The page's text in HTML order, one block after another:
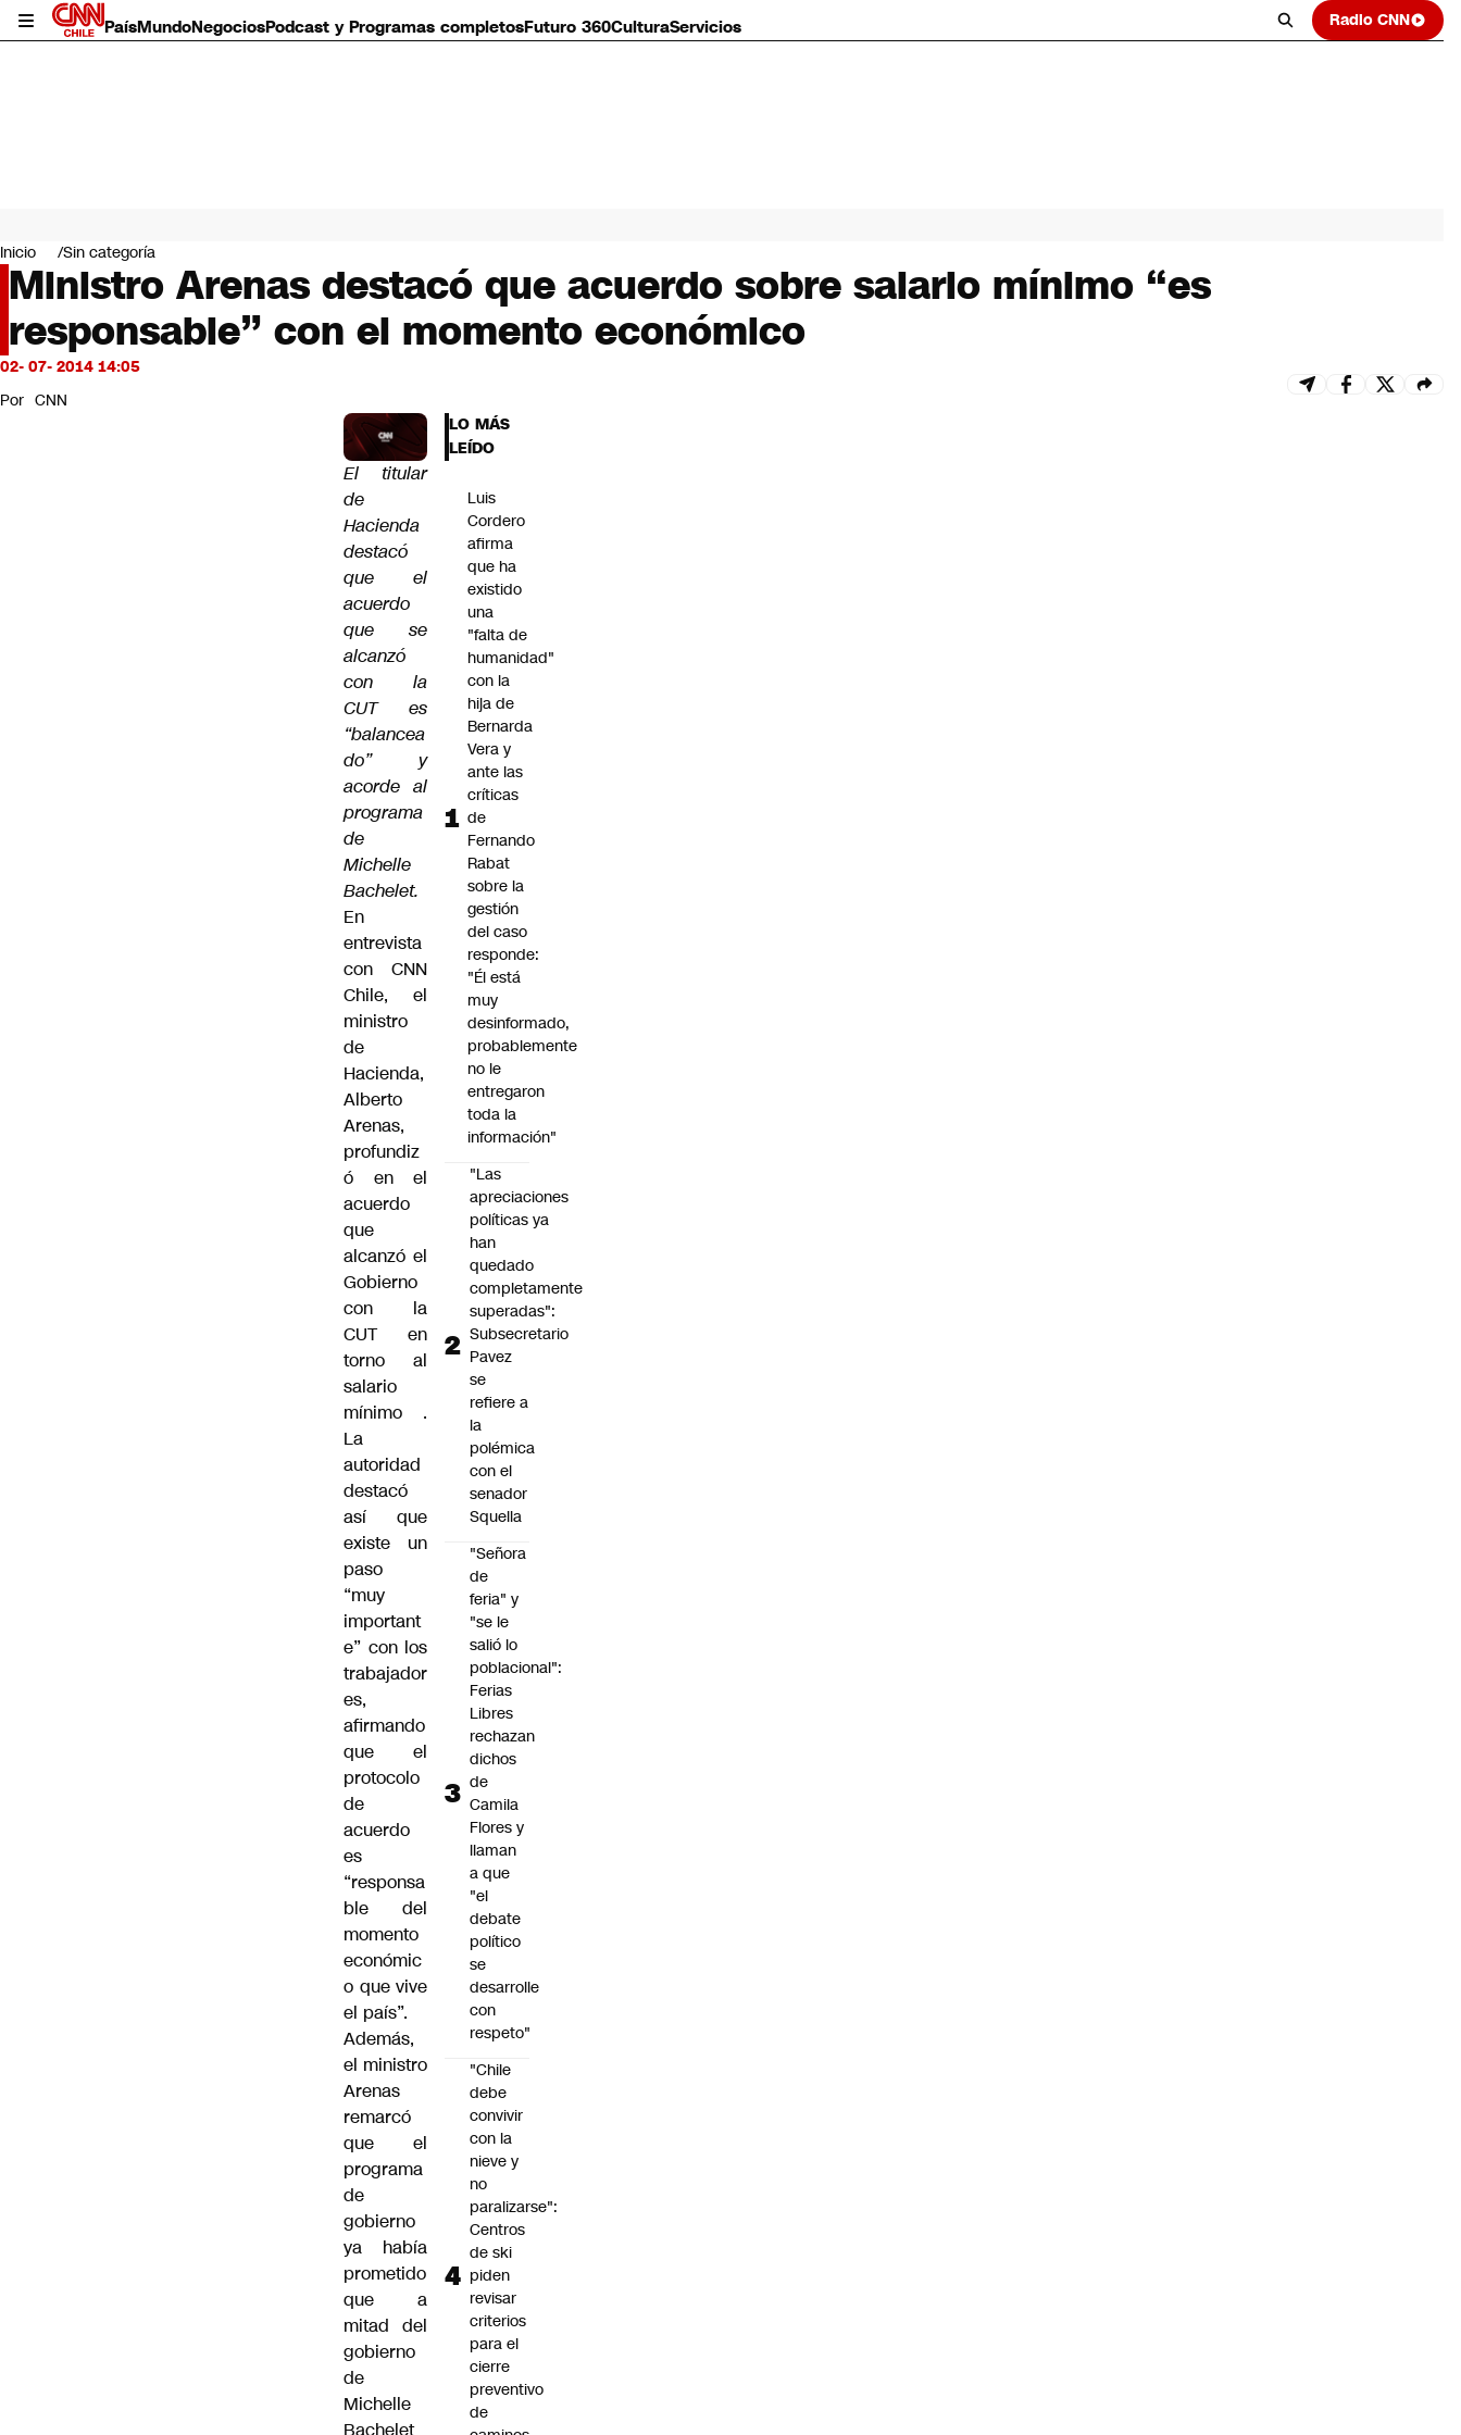
PaísMundoNegociosPodcast y Programas completosFuturo 360CulturaServicios Radio CNN
Mundo
Negocios
Deportes
Programas completos
Cultura
Servicios
Bits
CNN Data
Inicio Sin categoría
Ministro Arenas destacó que acuerdo sobre salario mínimo “es
responsable” con el momento económico
02- 07- 2014 14:05
Por CNN
El titular
de
Hacienda
destacó
que el
acuerdo
que se
alcanzó
con la
CUT es
“balancea
do” y
acorde al
programa
de
Michelle
Bachelet.
En
entrevista
con CNN
Chile, el
ministro
de
Hacienda,
Alberto
Arenas,
profundiz
ó enel
acuerdo
que
alcanzó el
Gobierno
con la
CUT en
torno al
salario
mínimo .
La
autoridad
destacó
así que
existe un
paso
“muy
important
e” con los
trabajador
es,
afirmando
que el
protocolo
de
acuerdo
es
“responsa
ble del
momento
económic
o que vive
el país”.
Además,
el ministro
Arenas
remarcó
que el
programa
de
gobierno
ya había
prometido
que a
mitad del
gobierno
de
Michelle
Bachelet
LO MÁS
LEÍDO
Luis
Cordero
afirma
que ha
existido
una
"falta de
humanidad"
con la
hija de
Bernarda
Vera y
ante las
críticas
de
Fernando
Rabat
sobre la
gestión
del caso
responde:
"Él está
muy
desinformado,
probablemente
no le
entregaron
toda la
información"
"Las
apreciaciones
políticas ya
han
quedado
completamente
superadas":
Subsecretario
Pavez
se
refiere a
la
polémica
con el
senador
Squella
"Señora
de
feria" y
"se le
salió lo
poblacional":
Ferias
Libres
rechazan
dichos
de
Camila
Flores y
llaman
a que
"el
debate
político
se
desarrolle
con
respeto"
"Chile
debe
convivir
con la
nieve y
no
paralizarse":
Centros
de ski
piden
revisar
criterios
para el
cierre
preventivo
de